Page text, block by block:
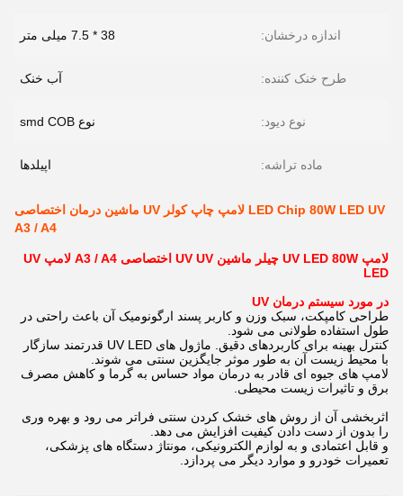
اندازه درخشان: 38 * 7.5 میلی متر
طرح خنک کننده: آب خنک
نوع دیود: نوع smd COB
ماده تراشه: اپیلدها
LED Chip 80W LED UV لامپ چاپ کولر UV ماشین درمان اختصاصی
A3 / A4
لامپ UV LED 80W چیلر ماشین UV UV اختصاصی A3 / A4 لامپ UV
LED
در مورد سیستم درمان UV
طراحی کامپکت، سبک وزن و کاربر پسند ارگونومیک آن باعث راحتی در
طول استفاده طولانی می شود.
کنترل بهینه برای کاربردهای دقیق. ماژول های UV LED قدرتمند سازگار
با محیط زیست آن به طور موثر جایگزین سنتی می شوند.
لامپ های جیوه ای قادر به درمان مواد حساس به گرما و کاهش مصرف
برق و تاثیرات زیست محیطی.
اثربخشی آن از روش های خشک کردن سنتی فراتر می رود و بهره وری
را بدون از دست دادن کیفیت افزایش می دهد.
و قابل اعتمادی و به لوازم الکترونیکی، مونتاژ دستگاه های پزشکی،
تعمیرات خودرو و موارد دیگر می پردازد.